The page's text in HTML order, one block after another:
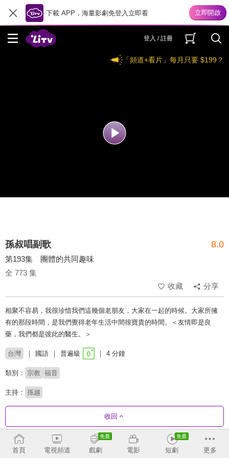
下載 APP，海量影劇免登入立即看
登入 / 註冊
「頻道+看片」每月只要 $199？
孫叔唱副歌 8.0
第193集 團體的共同趣味
全 773 集
收藏
分享
相聚不容易，我很珍惜我們這幾個老朋友，大家在一起的時候。大家所擁
有的那段時間，是我們覺得老年生活中間很寶貴的時間。＜友情即是良
藥，我們都是彼此的醫生。＞
台灣 國語 普遍級 4 分鐘
類別： 宗教 福音
主持： 孫越
收回
劇集列表 收合
首頁 電視頻道 戲劇 電影 短劇 更多